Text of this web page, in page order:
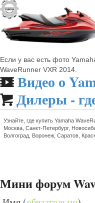
Если у вас есть фото
WaveRunner VXR 2014.
🎬 Видео о
 Дилеры -
Узнайте, где купить Yamaha
Москва, Санкт-Петербург,
Волгоград, Воронеж, Саратов,
Мини форум